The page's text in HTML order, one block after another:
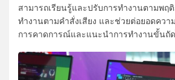
สามารถเรียนรู้และปรับการทำงานตามพฤ
ทำงานตามคำสั่งเสียง และช่วยต่อยอดควา
การคาดการณ์และแนะนำการทำงานขั้นถั